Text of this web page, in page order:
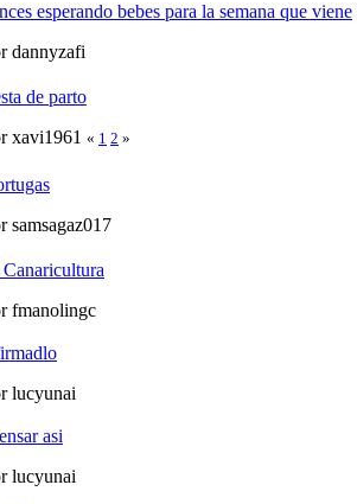
esperando bebes para la semana que viene
dannyzafi
de parto
xavi1961 « 1 2 »
samsagaz017
fmanolingc
lucyunai
asi
lucyunai